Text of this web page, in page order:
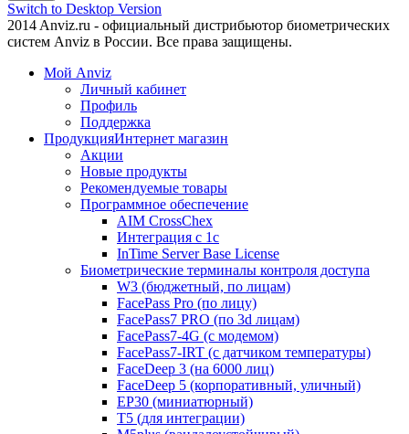
Switch to Desktop Version
2014 Anviz.ru - официальный дистрибьютор биометрических
систем Anviz в России. Все права защищены.
Мой Anviz
Личный кабинет
Профиль
Поддержка
ПродукцияИнтернет магазин
Акции
Новые продукты
Рекомендуемые товары
Программное обеспечение
AIM CrossChex
Интеграция с 1с
InTime Server Base License
Биометрические терминалы контроля доступа
W3 (бюджетный, по лицам)
FacePass Pro (по лицу)
FacePass7 PRO (по 3d лицам)
FacePass7-4G (с модемом)
FacePass7-IRT (с датчиком температуры)
FaceDeep 3 (на 6000 лиц)
FaceDeep 5 (корпоративный, уличный)
EP30 (миниатюрный)
T5 (для интеграции)